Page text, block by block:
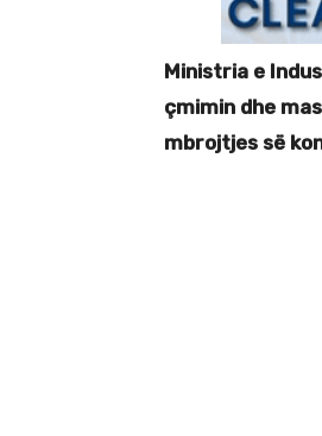
Ministria e
çmimin dhe
mbrojtjes së